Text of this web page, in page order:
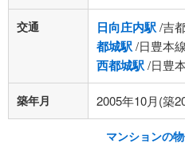
交通 日向庄内駅/吉
都城駅/日豊本
西都城駅/日豊
築年月 2005年10月(築
マンションの